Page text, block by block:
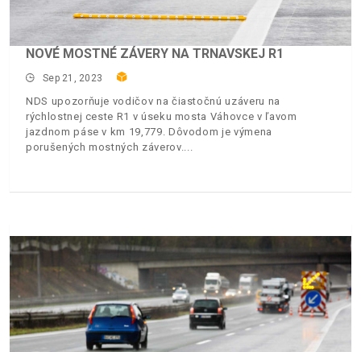
NOVÉ MOSTNÉ ZÁVERY NA TRNAVSKEJ R1
Sep 21, 2023
NDS upozorňuje vodičov na čiastočnú uzáveru na
rýchlostnej ceste R1 v úseku mosta Váhovce v ľavom
jazdnom páse v km 19,779. Dôvodom je výmena
porušených mostných záverov.